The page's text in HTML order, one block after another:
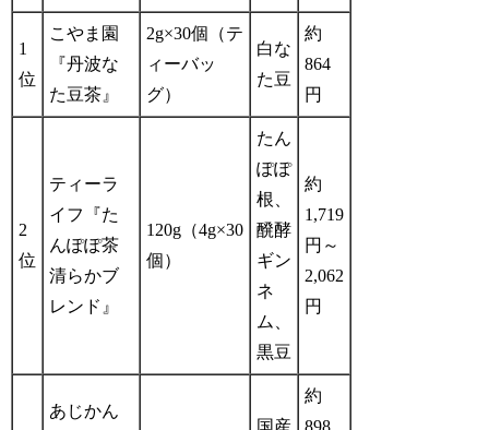
1
位
こやま園
『丹波な
た豆茶』
2g×30個（テ
ィーバッ
グ）
白な
た豆
約
864
円
2
位
ティーラ
イフ『た
んぽぽ茶
清らかブ
レンド』
120g（4g×30
個）
たん
ぽぽ
根、
醗酵
ギン
ネ
ム、
黒豆
約
1,719
円～
2,062
円
あじかん
国産
約
898